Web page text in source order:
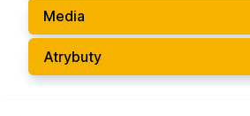
Media
Atrybuty